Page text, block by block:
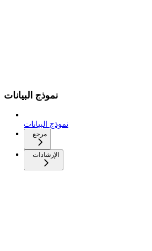
نموذج البيانات
نموذج البيانات
مرجع
الإرشادات